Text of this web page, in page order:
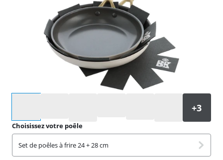
Choisissez votre poêle
Set de poêles à frire 24 + 28 cm